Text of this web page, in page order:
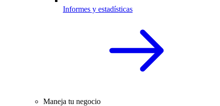
Informes y estadísticas
Maneja tu negocio